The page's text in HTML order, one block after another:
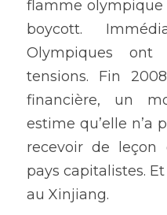
flamme olympique
boycott.
Olympiques
tensions. Fin
financière, un
estime qu’elle n’a
recevoir de leçon
pays capitalistes.
au Xinjiang.